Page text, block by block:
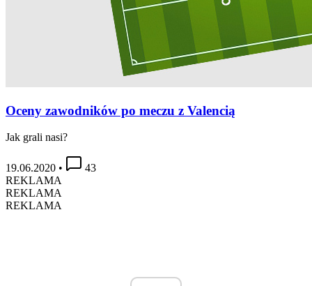
Oceny zawodników po meczu z Valencią
Jak grali nasi?
19.06.2020 •
43
REKLAMA
REKLAMA
REKLAMA